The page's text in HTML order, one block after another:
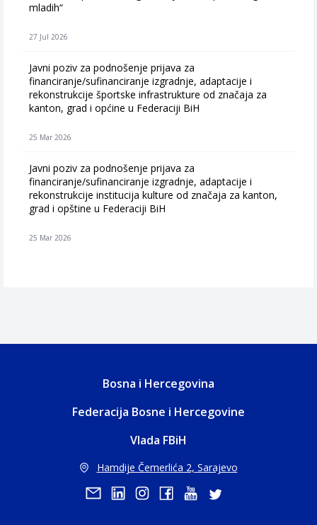
mladih“
27 Jul 2026
Javni poziv za podnošenje prijava za
financiranje/sufinanciranje izgradnje, adaptacije i
rekonstrukcije športske infrastrukture od značaja za
kanton, grad i općine u Federaciji BiH
25 Mar 2026
Javni poziv za podnošenje prijava za
financiranje/sufinanciranje izgradnje, adaptacije i
rekonstrukcije institucija kulture od značaja za kanton,
grad i opštine u Federaciji BiH
25 Mar 2026
Bosna i Hercegovina
Federacija Bosne i Hercegovine
Vlada FBiH
Hamdije Čemerlića 2, Sarajevo